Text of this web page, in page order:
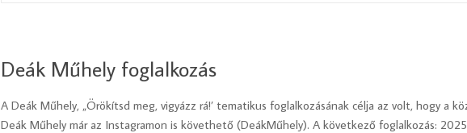
Deák Műhely foglalkozás
A Deák Műhely, „Örökítsd meg, vigyázz rá!’ tematikus foglalkozásának célja az volt, hogy a
Deák Műhely már az Instagramon is követhető (DeákMűhely). A következő foglalkozás: